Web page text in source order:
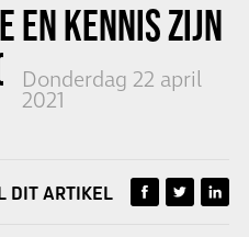
EN KENNIS ZIJN
VERVO'
Donderdag 22 april
2021
DIT ARTIKEL